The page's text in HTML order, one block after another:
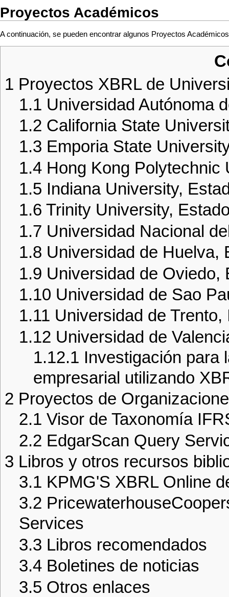
Proyectos Académicos
A continuación, se pueden encontrar algunos Proyectos
1 Proyectos XBRL de
1.1 Universidad Autónoma
1.2 California State
1.3 Emporia State
1.4 Hong Kong Polytechnic
1.5 Indiana University,
1.6 Trinity University,
1.7 Universidad Nacional
1.8 Universidad de Huelva,
1.9 Universidad de Oviedo,
1.10 Universidad de Sao
1.11 Universidad de Trento,
1.12 Universidad de
1.12.1 Investigación para
empresarial utilizando
2 Proyectos de
2.1 Visor de Taxonomía
2.2 EdgarScan Query
3 Libros y otros recursos
3.1 KPMG'S XBRL Online
3.2
Services
3.3 Libros recomendados
3.4 Boletines de noticias
3.5 Otros enlaces